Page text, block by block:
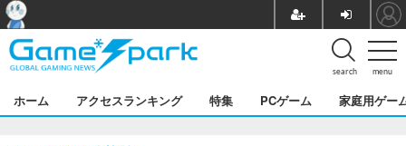
menu
search
ホーム アクセスランキング 特集 PCゲーム 家庭用ゲー